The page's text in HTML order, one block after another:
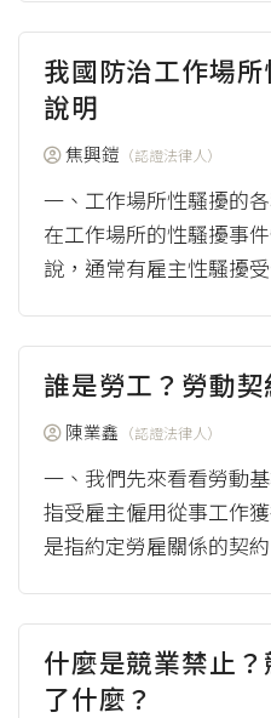
我國防治工作場
說明
焦興鎧 （認證法律人）
一、工作場所性騷擾的
在工作場所的性騷擾事
說，通常有雇主性騷擾
誰是勞工？勞動契
陳業鑫 （認證法律人）
一、我們先來看看勞動
指受雇主僱用從事工作
是指約定勞雇關係的契
什麼是競業禁止
了什麼？